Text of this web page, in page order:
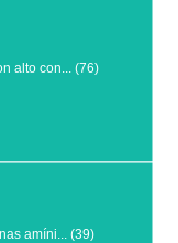
alto con... (76)
amíni... (39)